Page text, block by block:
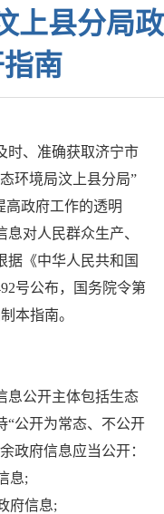
上县分局政
南
时、准确获取济宁市
环境局汶上县分局”
高政府工作的透明
对人民群众生产、
据《中华人民共和国
号公布，国务院令第
本指南。
息公开主体包括生态
“公开为常态、不公开
政府信息应当公开：
息;
府信息;